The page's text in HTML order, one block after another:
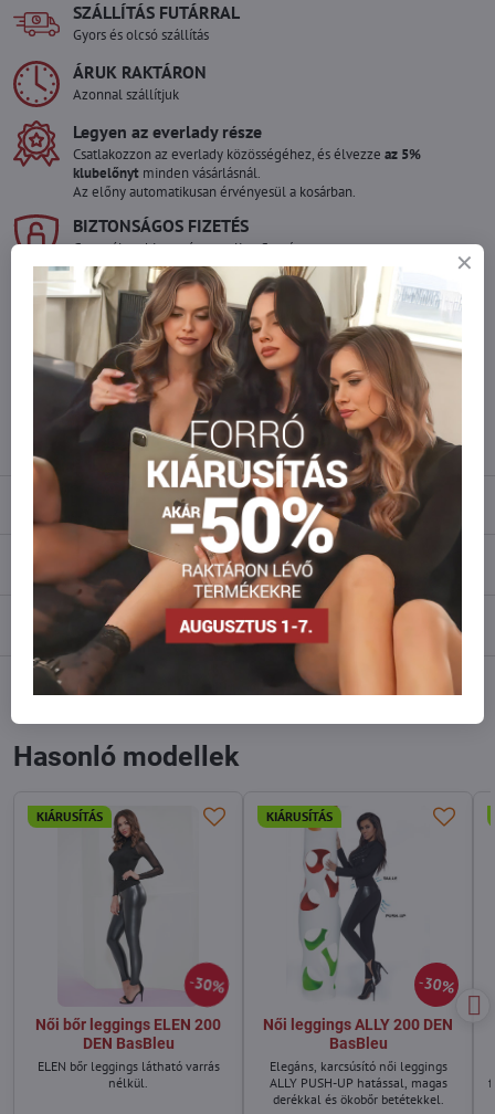
SZÁLLÍTÁS FUTÁRRAL
Gyors és olcsó szállítás
ÁRUK RAKTÁRON
Azonnal szállítjuk
Legyen az everlady része
Csatlakozzon az everlady közösségéhez, és élvezze az 5%
klubelőnyt minden vásárlásnál.
Az előny automatikusan érvényesül a kosárban.
BIZTONSÁGOS FIZETÉS
Garantáltan biztonságos online fizetés
Szeretne több terméket rendelni mint
amennyi raktáron van?
Ne habozzon kapcsolatba lépni velünk, raktárra szállítjuk az árut!
info​@everlady​.eu
Vélemények
Fórum
mail
Hasonló modellek
30%
KIÁRUSÍTÁS
Női bőr leggings ELEN 200
DEN BasBleu
ELEN bőr leggings látható varrás
nélkül.
30%
KIÁRUSÍTÁS
Női leggings ALLY 200 DEN
BasBleu
Elegáns, karcsúsító női leggings
ALLY PUSH-UP hatással, magas
derékkal és ökobőr betétekkel.